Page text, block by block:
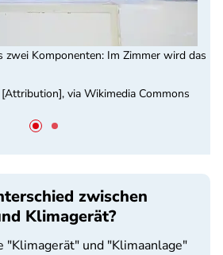
zwei Komponenten: Im Zimmer wird das
via Wikimedia Commons
zwischen
Klimagerät?
"Klimagerät" und "Klimaanlage"